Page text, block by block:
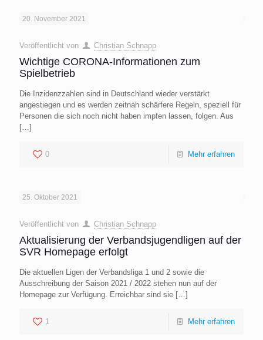
20. November 2021
Veröffentlicht von Christian Schnapp
Wichtige CORONA-Informationen zum
Spielbetrieb
Die Inzidenzzahlen sind in Deutschland wieder verstärkt
angestiegen und es werden zeitnah schärfere Regeln, speziell für
Personen die sich noch nicht haben impfen lassen, folgen. Aus
[…]
0 Mehr erfahren
25. Oktober 2021
Veröffentlicht von Christian Schnapp
Aktualisierung der Verbandsjugendligen auf der
SVR Homepage erfolgt
Die aktuellen Ligen der Verbandsliga 1 und 2 sowie die
Ausschreibung der Saison 2021 / 2022 stehen nun auf der
Homepage zur Verfügung. Erreichbar sind sie […]
1 Mehr erfahren